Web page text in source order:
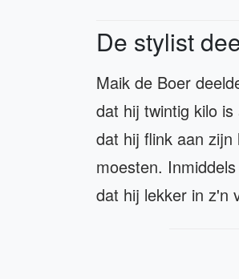
De stylist
Maik de Boer
dat hij twintig kilo
dat hij flink aan
moesten.
dat hij lekker in z'n